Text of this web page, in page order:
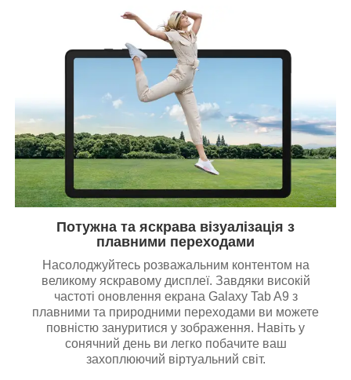
Потужна та яскрава візуалізація з
плавними переходами
Насолоджуйтесь розважальним контентом на
великому яскравому дисплеї. Завдяки високій
частоті оновлення екрана Galaxy Tab A9 з
плавними та природними переходами ви можете
повністю зануритися у зображення. Навіть у
сонячний день ви легко побачите ваш
захоплюючий віртуальний світ.